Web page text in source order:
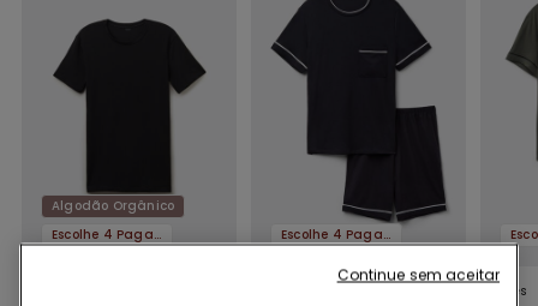
Algodão Orgânico
Escolhe 4 Paga 3
Escolhe 4 Paga 3
3 Cores
Continue sem aceitar